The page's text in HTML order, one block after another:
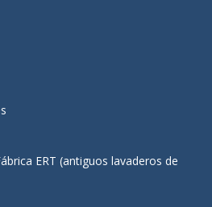
ERT (antiguos lavaderos de